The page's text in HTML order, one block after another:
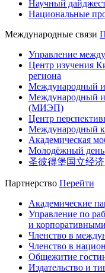
Научный
Национальные
Международные связи
Управление
Центр изучения
региона
Международный
Международный
(МИЭП)
Центр
Международный
Академическая
Молодёжный
圣彼得堡国立经
Партнерство Перейти
Академические
Управление по
и
Членство в
Членство в
Общежитие
Издательство и